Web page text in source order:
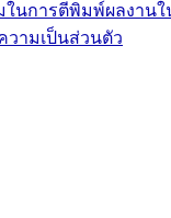
ในการตีพิมพ์ผลงานใ
วามเป็นส่วนตัว